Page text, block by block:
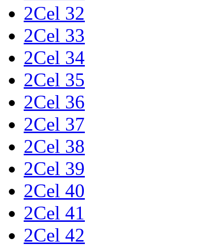
2Cel 32
2Cel 33
2Cel 34
2Cel 35
2Cel 36
2Cel 37
2Cel 38
2Cel 39
2Cel 40
2Cel 41
2Cel 42